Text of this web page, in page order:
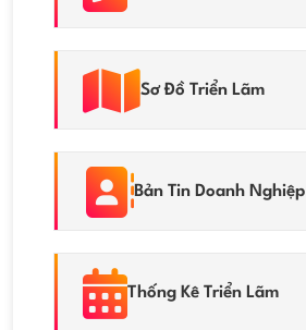
Sơ Đồ Triển Lãm
Bản Tin Doanh Nghiệp
Thống Kê Triển Lãm